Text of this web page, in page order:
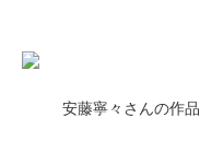
安藤寧々さんの作品